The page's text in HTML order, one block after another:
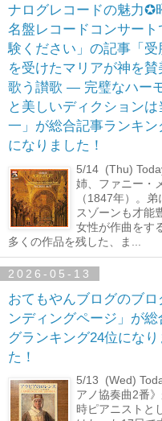
ナログレコードの魅力✪
名盤レコードコンサート
験ください」の記事「受
を受けたマリアが神を賛
歌う讃歌 ― 完璧なハー
と美しいディクションは
一」が総合記事ランキン
になりました！
5/14 (Thu)
姉、ファニー・
（1847年）。
スゾーンも才能
女性が作曲をす
多くの作品を残した、ま...
2026-05-13
おてもやんブログのブロ
ンディングページ」が総
グランキング24位になり
た！
5/13 (Wed)
アノ協奏曲2番
時ピアニストと